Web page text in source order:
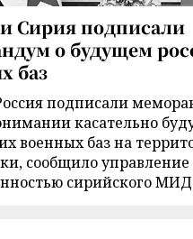
Сирия подписали
о будущем
баз
подписали
касательно
военных баз на
сообщило управление
сирийского